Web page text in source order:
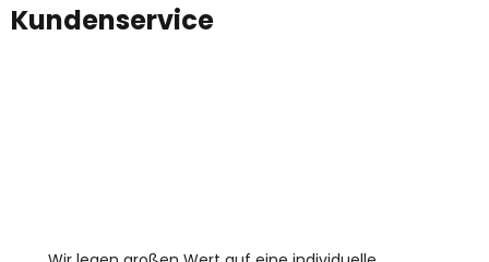
Kundenservice